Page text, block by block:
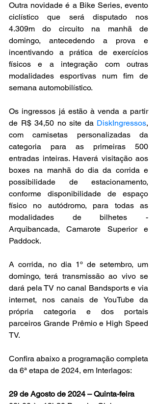
Outra novidade é a Bike Series, evento
ciclístico que será disputado nos
4.309m do circuito na manhã de
domingo, antecedendo a prova e
incentivando a prática de exercícios
físicos e a integração com outras
modalidades esportivas num fim de
semana automobilístico.
Os ingressos já estão à venda a partir
de R$ 34,50 no site da DiskIngressos,
com camisetas personalizadas da
categoria para as primeiras 500
entradas inteiras. Haverá visitação aos
boxes na manhã do dia da corrida e
possibilidade de estacionamento,
conforme disponibilidade de espaço
físico no autódromo, para todas as
modalidades de bilhetes -
Arquibancada, Camarote Superior e
Paddock.
A corrida, no dia 1º de setembro, um
domingo, terá transmissão ao vivo se
dará pela TV no canal Bandsports e via
internet, nos canais de YouTube da
própria categoria e dos portais
parceiros Grande Prêmio e High Speed
TV.
Confira abaixo a programação completa
da 6ª etapa de 2024, em Interlagos:
29 de Agosto de 2024 – Quinta-feira